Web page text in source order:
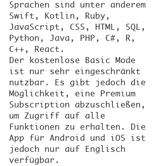
Sprachen sind unter anderem
Swift, Kotlin, Ruby,
JavaScript, CSS, HTML, SQL,
Python, Java, PHP, C#, R,
C++, React.
Der kostenlose Basic Mode
ist nur sehr eingeschränkt
nutzbar. Es gibt jedoch die
Möglichkeit, eine Premium
Subscription abzuschließen,
um Zugriff auf alle
Funktionen zu erhalten. Die
App für Android und iOS ist
jedoch nur auf Englisch
verfügbar.